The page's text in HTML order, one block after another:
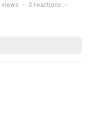
views 0 reactions